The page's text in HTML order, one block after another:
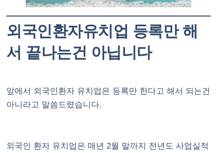
외국인환자유치업 등록만 해
서 끝나는건 아닙니다
앞에서 외국인환자 유치업은 등록만 한다고 해서 되는건
아니라고 말씀드렸습니다.
외국인 환자 유치업은 매년 2월 말까지 전년도 사업실적